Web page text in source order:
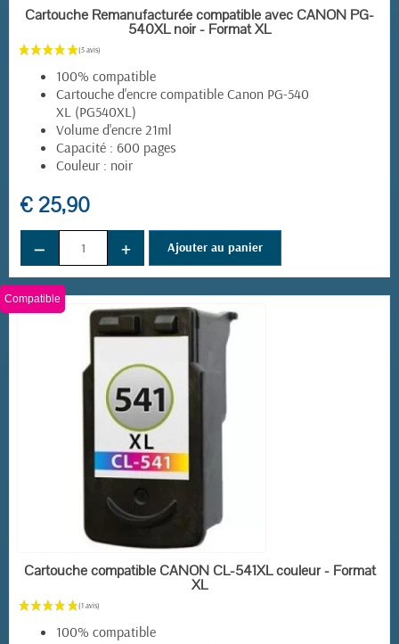
EN STOCK
Cartouche Remanufacturée compatible avec CANON PG-
540XL noir - Format XL
100% compatible
Cartouche d'encre compatible Canon PG-540
XL (PG540XL)
Volume d'encre 21ml
Capacité : 600 pages
Couleur : noir
€ 25,90
− + Ajouter au panier
EN STOCK
Compatible
Cartouche compatible CANON CL-541XL couleur - Format
XL
100% compatible